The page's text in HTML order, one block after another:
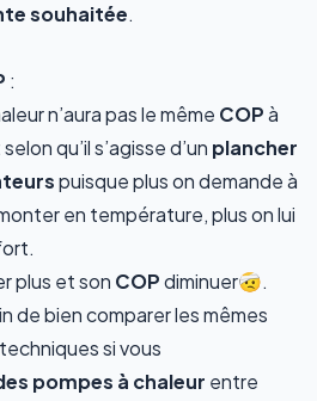
souhaitée.
:
n’aura pas le même COPà
qu’il s’agisse d’un plancher
puisque plus on demande à
en température, plus on lui
plus et son COPdiminuer🤕.
de bien comparer les mêmes
si vous
pompes à chaleur entre